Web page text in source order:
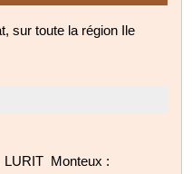
sur toute la région Ile
Monteux :